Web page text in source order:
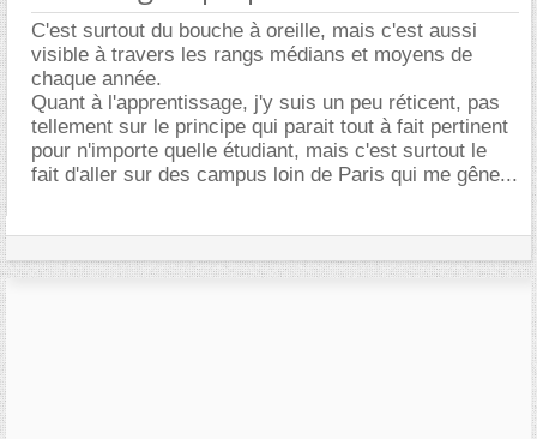
C'est surtout du bouche à oreille, mais c'est aussi
visible à travers les rangs médians et moyens de
chaque année.
Quant à l'apprentissage, j'y suis un peu réticent, pas
tellement sur le principe qui parait tout à fait pertinent
pour n'importe quelle étudiant, mais c'est surtout le
fait d'aller sur des campus loin de Paris qui me gêne...